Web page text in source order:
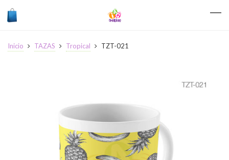
Inicio TAZAS Tropical TZT-021